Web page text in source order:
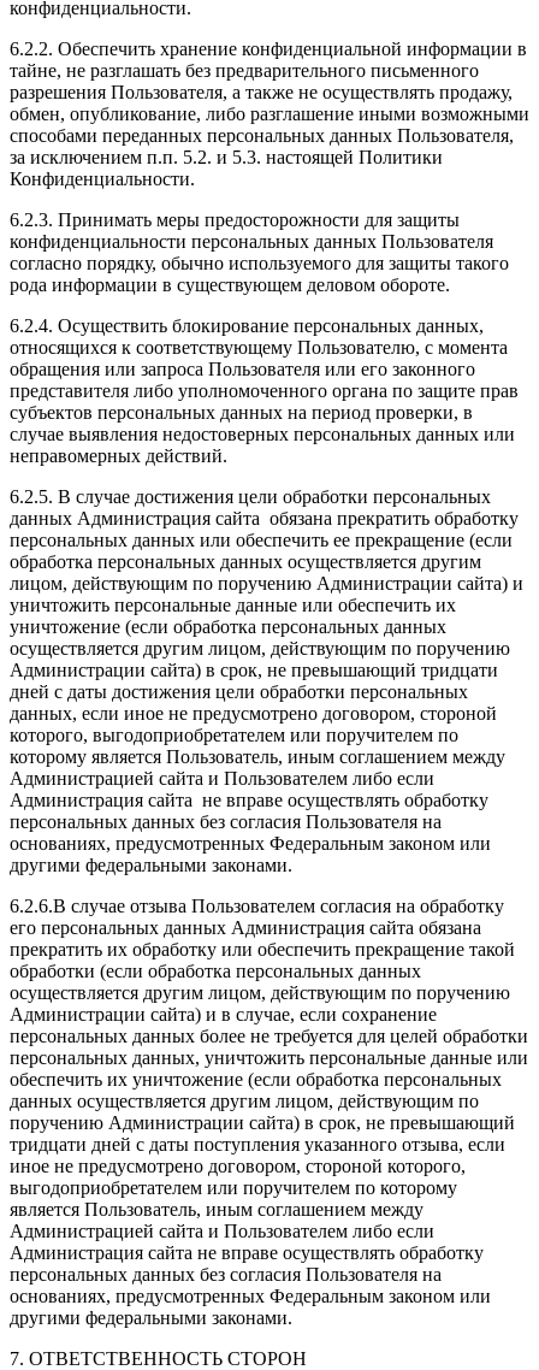
конфиденциальности.
6.2.2. Обеспечить хранение конфиденциальной информации в
тайне, не разглашать без предварительного письменного
разрешения Пользователя, а также не осуществлять продажу,
обмен, опубликование, либо разглашение иными возможными
способами переданных персональных данных Пользователя,
за исключением п.п. 5.2. и 5.3. настоящей Политики
Конфиденциальности.
6.2.3. Принимать меры предосторожности для защиты
конфиденциальности персональных данных Пользователя
согласно порядку, обычно используемого для защиты такого
рода информации в существующем деловом обороте.
6.2.4. Осуществить блокирование персональных данных,
относящихся к соответствующему Пользователю, с момента
обращения или запроса Пользователя или его законного
представителя либо уполномоченного органа по защите прав
субъектов персональных данных на период проверки, в
случае выявления недостоверных персональных данных или
неправомерных действий.
6.2.5. В случае достижения цели обработки персональных
данных Администрация сайта обязана прекратить обработку
персональных данных или обеспечить ее прекращение (если
обработка персональных данных осуществляется другим
лицом, действующим по поручению Администрации сайта) и
уничтожить персональные данные или обеспечить их
уничтожение (если обработка персональных данных
осуществляется другим лицом, действующим по поручению
Администрации сайта) в срок, не превышающий тридцати
дней с даты достижения цели обработки персональных
данных, если иное не предусмотрено договором, стороной
которого, выгодоприобретателем или поручителем по
которому является Пользователь, иным соглашением между
Администрацией сайта и Пользователем либо если
Администрация сайта не вправе осуществлять обработку
персональных данных без согласия Пользователя на
основаниях, предусмотренных Федеральным законом или
другими федеральными законами.
6.2.6.В случае отзыва Пользователем согласия на обработку
его персональных данных Администрация сайта обязана
прекратить их обработку или обеспечить прекращение такой
обработки (если обработка персональных данных
осуществляется другим лицом, действующим по поручению
Администрации сайта) и в случае, если сохранение
персональных данных более не требуется для целей обработки
персональных данных, уничтожить персональные данные или
обеспечить их уничтожение (если обработка персональных
данных осуществляется другим лицом, действующим по
поручению Администрации сайта) в срок, не превышающий
тридцати дней с даты поступления указанного отзыва, если
иное не предусмотрено договором, стороной которого,
выгодоприобретателем или поручителем по которому
является Пользователь, иным соглашением между
Администрацией сайта и Пользователем либо если
Администрация сайта не вправе осуществлять обработку
персональных данных без согласия Пользователя на
основаниях, предусмотренных Федеральным законом или
другими федеральными законами.
7. ОТВЕТСТВЕННОСТЬ СТОРОН